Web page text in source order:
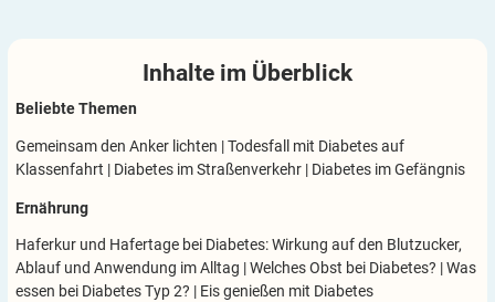
Inhalte im Überblick
Beliebte Themen
Gemeinsam den Anker lichten |Todesfall mit Diabetes auf
Klassenfahrt | Diabetes im Straßenverkehr | Diabetes im Gefängnis
Ernährung
Haferkur und Hafertage bei Diabetes: Wirkung auf den Blutzucker,
Ablauf und Anwendung im Alltag |Welches Obst bei Diabetes? |Was
essen bei Diabetes Typ 2? | Eis genießen mit Diabetes